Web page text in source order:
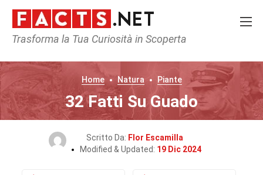
Trasforma la Tua Curiosità in Scoperta
Home Natura Piante
32 Fatti Su Guado
Scritto Da: Flor Escamilla
Modified & Updated: 19 Dic 2024